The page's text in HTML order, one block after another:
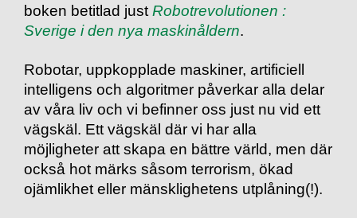
boken betitlad just Robotrevolutionen :
Sverige i den nya maskinåldern.
Robotar, uppkopplade maskiner, artificiell
intelligens och algoritmer påverkar alla delar
av våra liv och vi befinner oss just nu vid ett
vägskäl. Ett vägskäl där vi har alla
möjligheter att skapa en bättre värld, men där
också hot märks såsom terrorism, ökad
ojämlikhet eller mänsklighetens utplåning(!).